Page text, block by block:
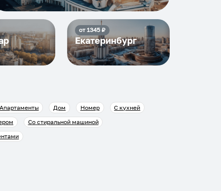
от 1345₽
Екатеринбург
Дом Номер
С кухней
Со стиральной машиной